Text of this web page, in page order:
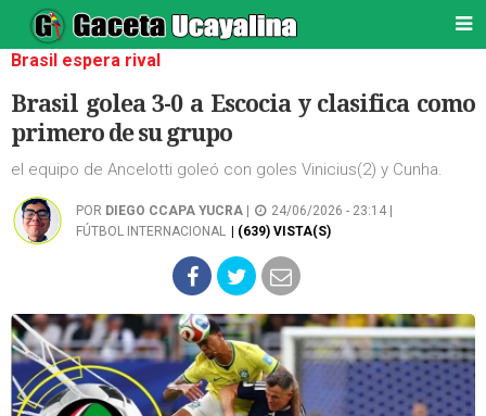
Brasil espera rival
Brasil golea 3-0 a Escocia y clasifica como
primero de su grupo
el equipo de Ancelotti goleó con goles Vinicius(2) y Cunha.
POR DIEGO CCAPA YUCRA
24/06/2026 - 23:14 |
FÚTBOL INTERNACIONAL
| (639) VISTA(S)